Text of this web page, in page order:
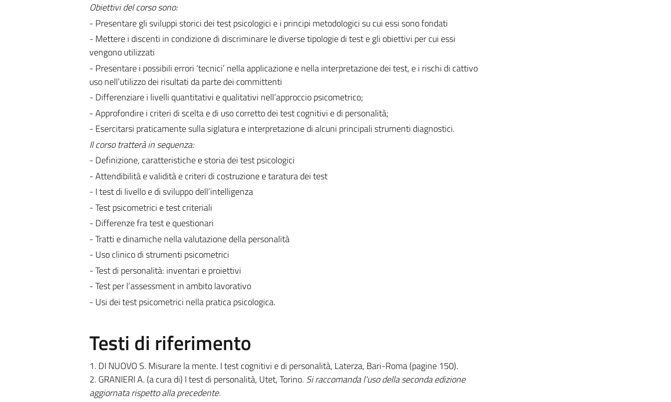
Obiettivi del corso sono:
- Presentare gli sviluppi storici dei test psicologici e i principi metodologici su cui essi sono fondati
- Mettere i discenti in condizione di discriminare le diverse tipologie di test e gli obiettivi per cui essi
vengono utilizzati
- Presentare i possibili errori ‘tecnici’ nella applicazione e nella interpretazione dei test, e i rischi di cattivo
uso nell’utilizzo dei risultati da parte dei committenti
- Differenziare i livelli quantitativi e qualitativi nell’approccio psicometrico;
- Approfondire i criteri di scelta e di uso corretto dei test cognitivi e di personalità;
- Esercitarsi praticamente sulla siglatura e interpretazione di alcuni principali strumenti diagnostici.
Il corso tratterà in sequenza:
- Definizione, caratteristiche e storia dei test psicologici
- Attendibilità e validità e criteri di costruzione e taratura dei test
- I test di livello e di sviluppo dell’intelligenza
- Test psicometrici e test criteriali
- Differenze fra test e questionari
- Tratti e dinamiche nella valutazione della personalità
- Uso clinico di strumenti psicometrici
- Test di personalità: inventari e proiettivi
- Test per l’assessment in ambito lavorativo
- Usi dei test psicometrici nella pratica psicologica.
Testi di riferimento
1. DI NUOVO S. Misurare la mente. I test cognitivi e di personalità, Laterza, Bari-Roma (pagine 150).
2. GRANIERI A. (a cura di) I test di personalità, Utet, Torino. Si raccomanda l'uso della seconda edizione
aggiornata rispetto alla precedente.